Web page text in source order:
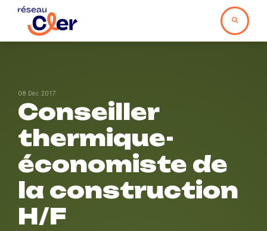
08 Déc 2017
Conseiller
thermique-
économiste de
la construction
H/F